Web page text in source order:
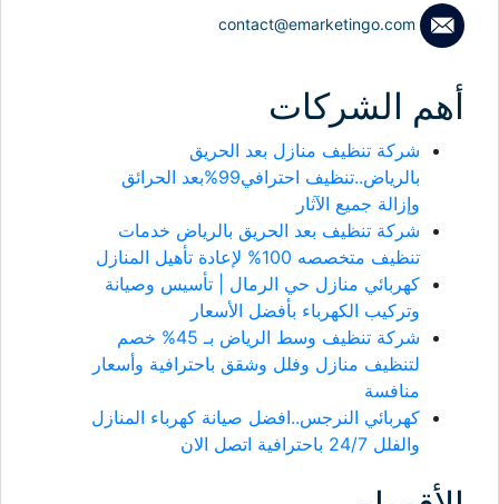
contact@emarketingo.com
أهم الشركات
شركة تنظيف منازل بعد الحريق
بالرياض..تنظيف احترافي99%بعد الحرائق
وإزالة جميع الآثار
شركة تنظيف بعد الحريق بالرياض خدمات
تنظيف متخصصه 100% لإعادة تأهيل المنازل
كهربائي منازل حي الرمال | تأسيس وصيانة
وتركيب الكهرباء بأفضل الأسعار
شركة تنظيف وسط الرياض بـ 45% خصم
لتنظيف منازل وفلل وشقق باحترافية وأسعار
منافسة
كهربائي النرجس..افضل صيانة كهرباء المنازل
والفلل 24/7 باحترافية اتصل الان